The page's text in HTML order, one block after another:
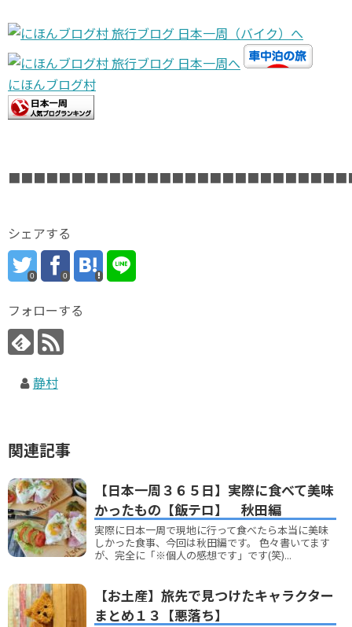
にほんブログ村
シェアする
0 0
フォローする
静村
関連記事
【日本一周３６５日】実際に食べて美味
かったもの【飯テロ】 秋田編
実際に日本一周で現地に行って食べたら本当に美味
しかった食事、今回は秋田編です。 色々書いてます
が、完全に「※個人の感想です」です(笑)...
【お土産】旅先で見つけたキャラクター
まとめ１３【悪落ち】